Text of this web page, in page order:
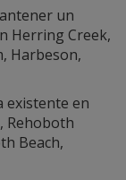
un
Herring Creek,
Harbeson,
existente en
Rehoboth
Beach,